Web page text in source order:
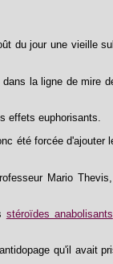
du jour une vieille
dans la ligne de mire
effets euphorisants.
été forcée d'ajouter
Mario
stéroïdes anabolisants
qu'il avait